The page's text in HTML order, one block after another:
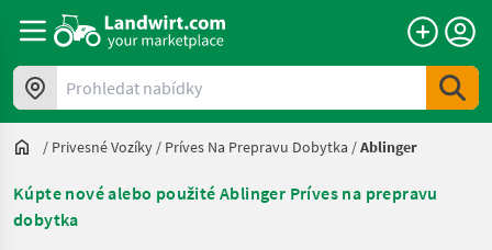
Prohledat nabídky
/ Privesné Vozíky / Príves Na Prepravu Dobytka /Ablinger
Kúpte nové alebo použité Ablinger Príves na prepravu
dobytka